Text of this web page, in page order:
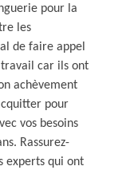
pour la
les
de faire appel
car ils ont
achèvement
pour
vos besoins
Rassurez-
experts qui ont